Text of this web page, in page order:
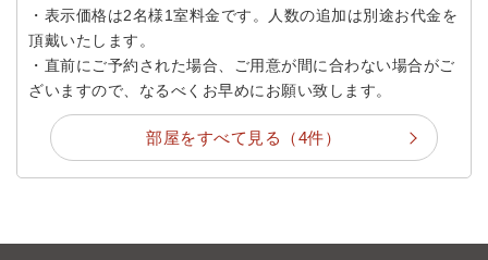
・表示価格は2名様1室料金です。人数の追加は別途お代金を
頂戴いたします。
・直前にご予約された場合、ご用意が間に合わない場合がご
ざいますので、なるべくお早めにお願い致します。
部屋をすべて見る（4件）